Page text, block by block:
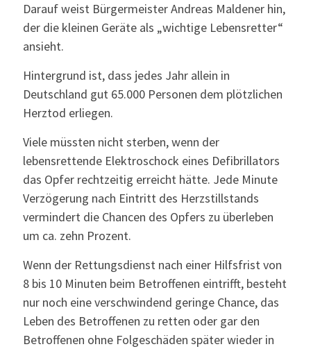
Darauf weist Bürgermeister Andreas Maldener hin,
der die kleinen Geräte als „wichtige Lebensretter“
ansieht.
Hintergrund ist, dass jedes Jahr allein in
Deutschland gut 65.000 Personen dem plötzlichen
Herztod erliegen.
Viele müssten nicht sterben, wenn der
lebensrettende Elektroschock eines Defibrillators
das Opfer rechtzeitig erreicht hätte. Jede Minute
Verzögerung nach Eintritt des Herzstillstands
vermindert die Chancen des Opfers zu überleben
um ca. zehn Prozent.
Wenn der Rettungsdienst nach einer Hilfsfrist von
8 bis 10 Minuten beim Betroffenen eintrifft, besteht
nur noch eine verschwindend geringe Chance, das
Leben des Betroffenen zu retten oder gar den
Betroffenen ohne Folgeschäden später wieder in